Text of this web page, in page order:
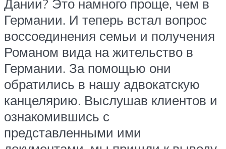
Дании? Это намного проще, чем в
Германии. И теперь встал вопрос
воссоединения семьи и получения
Романом вида на жительство в
Германии. За помощью они
обратились в нашу адвокатскую
канцелярию. Выслушав клиентов и
ознакомившись с
представленными ими